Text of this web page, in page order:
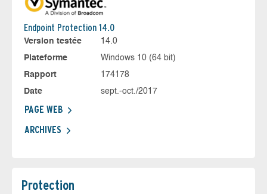
Endpoint Protection 14.0
Version testée
14.0
Plateforme
Windows 10 (64 bit)
Rapport
174178
Date
sept.-oct./2017
PAGE WEB
ARCHIVES
Protection